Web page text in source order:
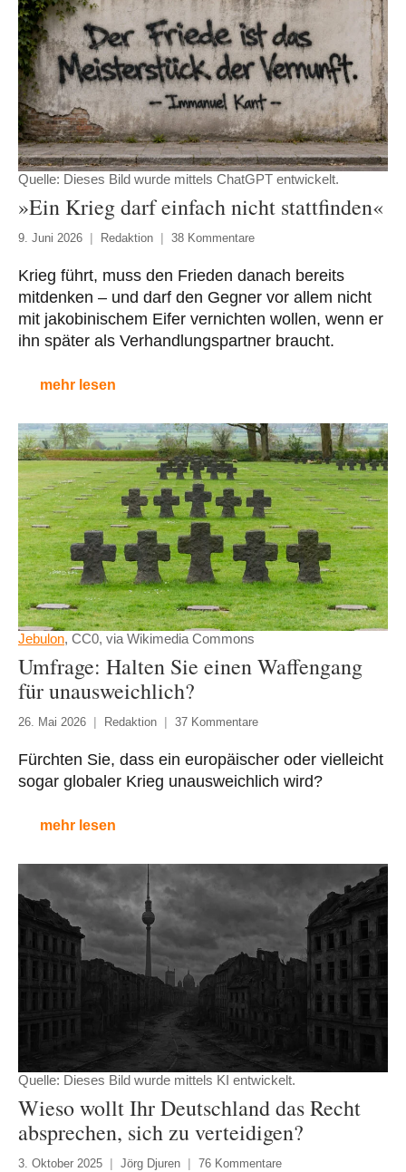
Quelle: Dieses Bild wurde mittels ChatGPT entwickelt.
»Ein Krieg darf einfach nicht stattfinden«
9. Juni 2026 Redaktion 38 Kommentare
Krieg führt, muss den Frieden danach bereits
mitdenken – und darf den Gegner vor allem nicht
mit jakobinischem Eifer vernichten wollen, wenn er
ihn später als Verhandlungspartner braucht.
mehr lesen
Jebulon, CC0, via Wikimedia Commons
Umfrage: Halten Sie einen Waffengang
für unausweichlich?
26. Mai 2026 Redaktion 37 Kommentare
Fürchten Sie, dass ein europäischer oder vielleicht
sogar globaler Krieg unausweichlich wird?
mehr lesen
Quelle: Dieses Bild wurde mittels KI entwickelt.
Wieso wollt Ihr Deutschland das Recht
absprechen, sich zu verteidigen?
3. Oktober 2025 Jörg Djuren 76 Kommentare